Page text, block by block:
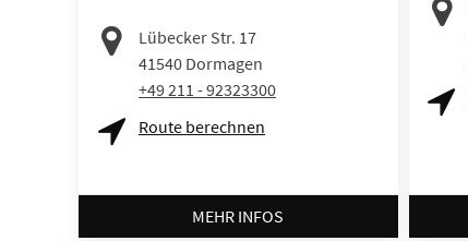
Lübecker Str. 17
41540 Dormagen
+49 211 - 92323300
Route berechnen
MEHR INFOS